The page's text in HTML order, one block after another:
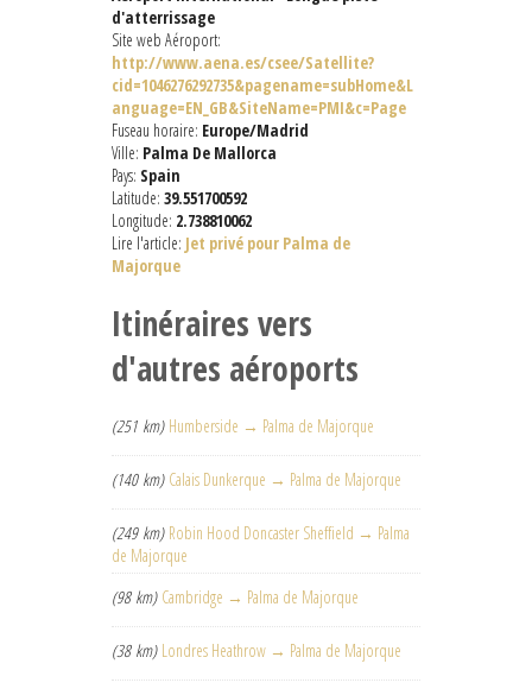
d'atterrissage
Site web Aéroport:
http://www.aena.es/csee/Satellite?
cid=1046276292735&pagename=subHome&L
anguage=EN_GB&SiteName=PMI&c=Page
Fuseau horaire: Europe/Madrid
Ville: Palma De Mallorca
Pays: Spain
Latitude: 39.551700592
Longitude: 2.738810062
Lire l'article: Jet privé pour Palma de
Majorque
Itinéraires vers
d'autres aéroports
(251 km) Humberside → Palma de Majorque
(140 km) Calais Dunkerque → Palma de Majorque
(249 km) Robin Hood Doncaster Sheffield → Palma
de Majorque
(98 km) Cambridge → Palma de Majorque
(38 km) Londres Heathrow → Palma de Majorque